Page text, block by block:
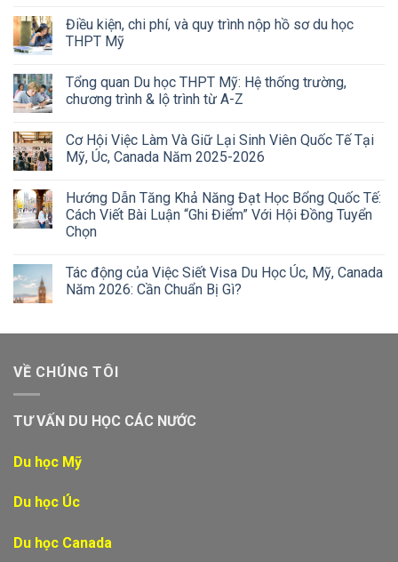
Điều kiện, chi phí, và quy trình nộp hồ sơ du học
THPT Mỹ
Tổng quan Du học THPT Mỹ: Hệ thống trường,
chương trình & lộ trình từ A-Z
Cơ Hội Việc Làm Và Giữ Lại Sinh Viên Quốc Tế Tại
Mỹ, Úc, Canada Năm 2025-2026
Hướng Dẫn Tăng Khả Năng Đạt Học Bổng Quốc Tế:
Cách Viết Bài Luận “Ghi Điểm” Với Hội Đồng Tuyển
Chọn
Tác động của Việc Siết Visa Du Học Úc, Mỹ, Canada
Năm 2026: Cần Chuẩn Bị Gì?
VỀ CHÚNG TÔI
TƯ VẤN DU HỌC CÁC NƯỚC
Du học Mỹ
Du học Úc
Du học Canada